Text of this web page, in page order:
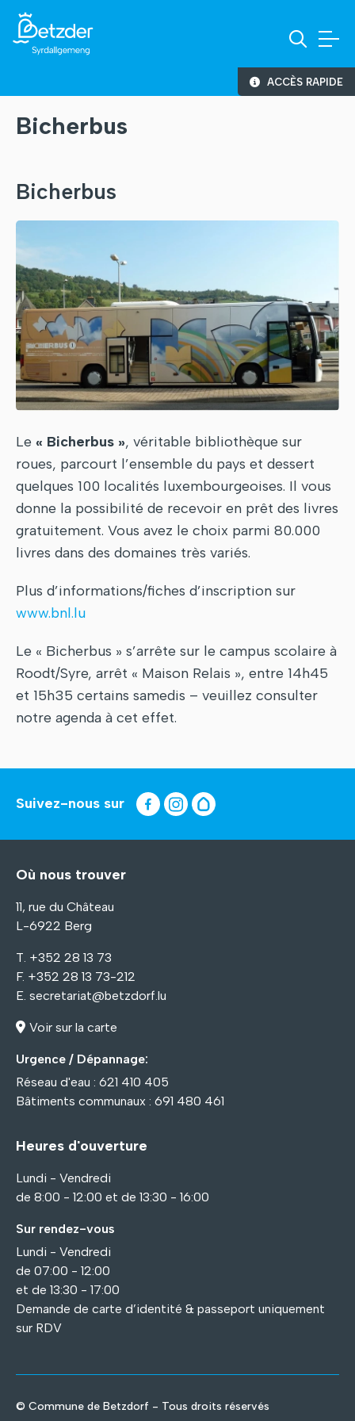
ACCÈS RAPIDE
Bicherbus
Bicherbus
Le « Bicherbus », véritable bibliothèque sur
roues, parcourt l’ensemble du pays et dessert
quelques 100 localités luxembourgeoises. Il vous
donne la possibilité de recevoir en prêt des livres
gratuitement. Vous avez le choix parmi 80.000
livres dans des domaines très variés.
Plus d’informations/fiches d’inscription sur
www.bnl.lu
Le « Bicherbus » s’arrête sur le campus scolaire à
Roodt/Syre, arrêt « Maison Relais », entre 14h45
et 15h35 certains samedis – veuillez consulter
notre agenda à cet effet.
Suivez-nous sur
Où nous trouver
11, rue du Château
L-6922 Berg
T. +352 28 13 73
F. +352 28 13 73-212
E. secretariat@betzdorf.lu
Voir sur la carte
Urgence / Dépannage:
Réseau d'eau : 621 410 405
Bâtiments communaux : 691 480 461
Heures d'ouverture
Lundi - Vendredi
de 8:00 - 12:00 et de 13:30 - 16:00
Sur rendez-vous
Lundi - Vendredi
de 07:00 - 12:00
et de 13:30 - 17:00
Demande de carte d’identité & passeport uniquement
sur RDV
© Commune de Betzdorf - Tous droits réservés